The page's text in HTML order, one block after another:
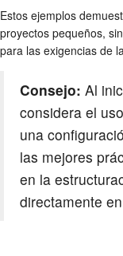
Estos ejemplos
proyectos pequeños,
para las exigencias de
Consejo: Al
considera el
una
las mejores
en la
directamente